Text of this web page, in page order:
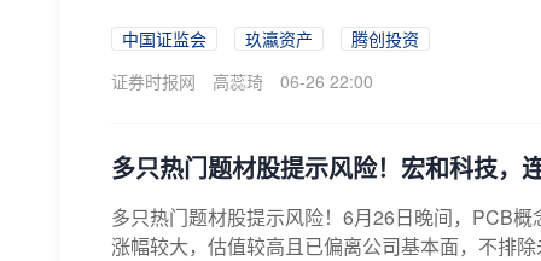
中国证监会 玖瀛资产
腾创投资
证券时报网
高蕊琦 06-26 22:00
多只热门题材股提示风险！宏和科技，
多只热门题材股提示风险！6月26日晚间，PCB
涨幅较大，估值较高且已偏离公司基本面，不排